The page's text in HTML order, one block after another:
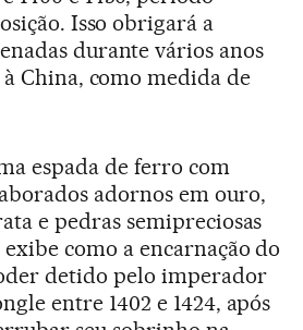
Isso obrigará a
durante vários anos
China, como medida de
espada de ferro com
adornos em ouro,
e pedras semipreciosas
exibe como a encarnação do
detido pelo imperador
entre 1402 e 1424, após